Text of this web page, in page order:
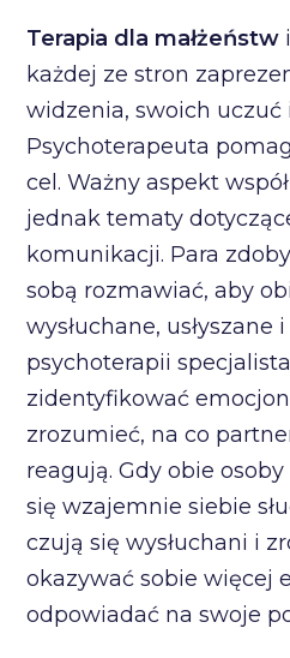
Terapia dla małżeństw
każdej ze stron
widzenia, swoich uczuć
Psychoterapeuta
cel. Ważny aspekt
jednak tematy
komunikacji. Para
sobą rozmawiać, aby
wysłuchane, usłyszane
psychoterapii
zidentyfikować
zrozumieć, na co
reagują. Gdy obie
się wzajemnie siebie
czują się wysłuchani i
okazywać sobie więcej
odpowiadać na swoje